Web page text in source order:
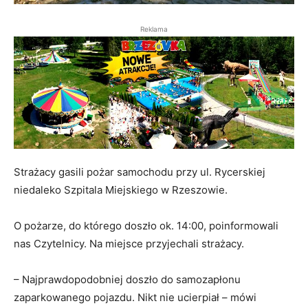
Reklama
Strażacy gasili pożar samochodu przy ul. Rycerskiej
niedaleko Szpitala Miejskiego w Rzeszowie.
O pożarze, do którego doszło ok. 14:00, poinformowali
nas Czytelnicy. Na miejsce przyjechali strażacy.
– Najprawdopodobniej doszło do samozapłonu
zaparkowanego pojazdu. Nikt nie ucierpiał – mówi